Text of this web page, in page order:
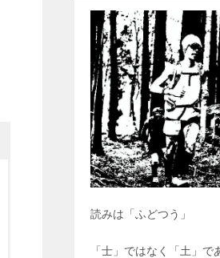
読みは「ふどつう」
「士」ではなく「土」で